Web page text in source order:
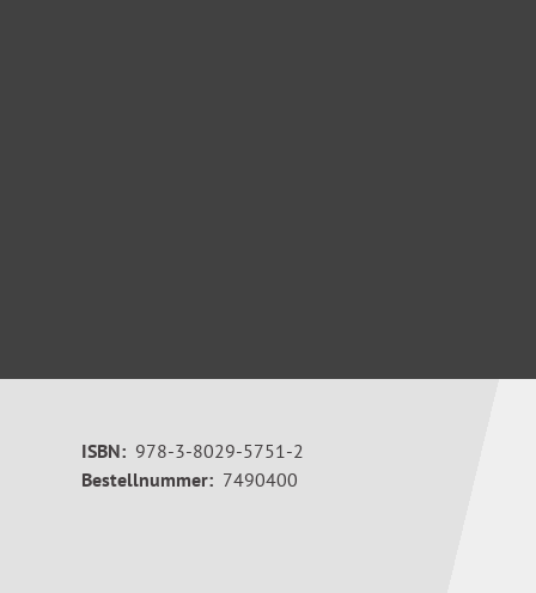
ISBN: 978-3-8029-5751-2
Bestellnummer: 7490400